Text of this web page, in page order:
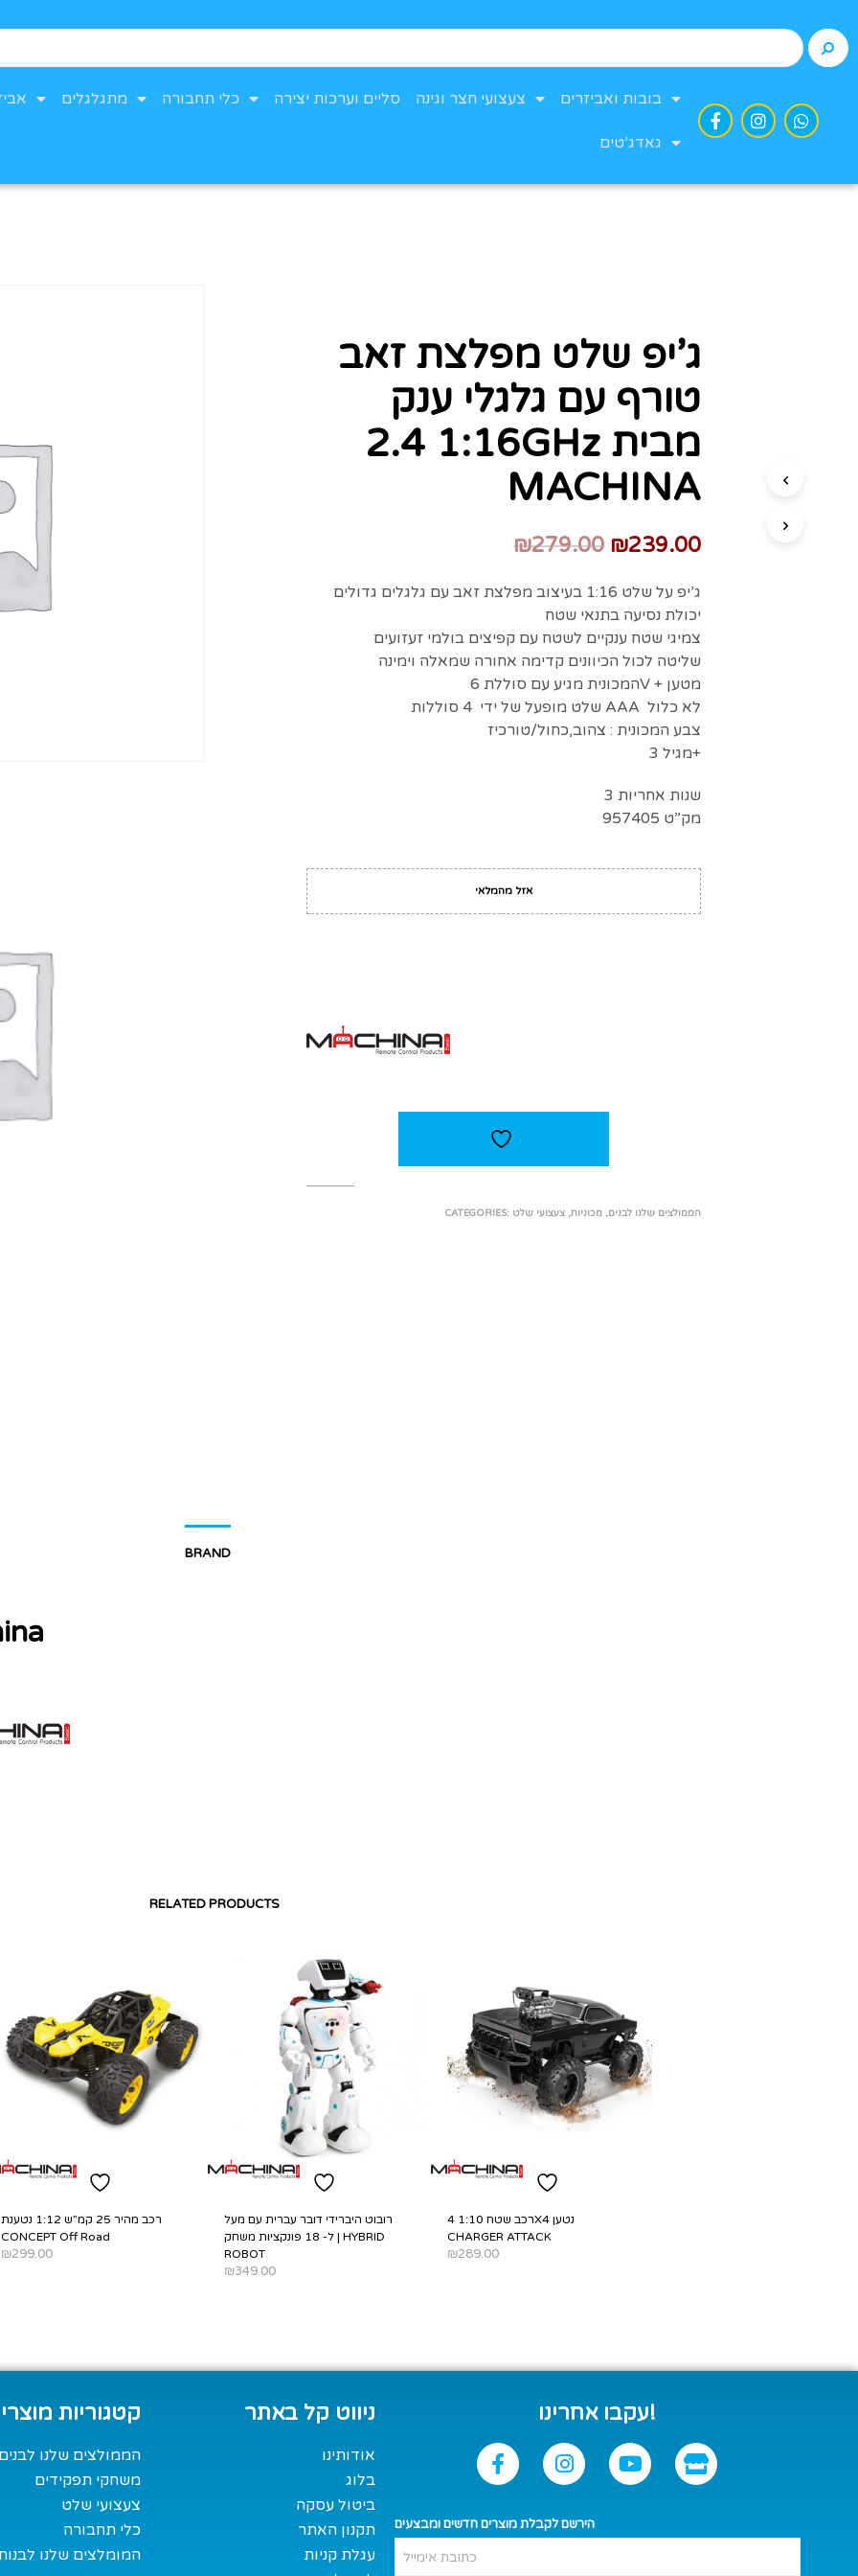
מתגלגלים כלי תחבורה סליים וערכות יצירה צעצועי חצר וגינה בובות ואביזרים
גאדג’טים
ג’יפ שלט מפלצת זאב
טורף עם גלגלי ענק
1:16 2.4GHz מבית
MACHINA
₪279.00 ₪239.00
ג’יפ על שלט 1:16 בעיצוב מפלצת זאב עם גלגלים גדולים
יכולת נסיעה בתנאי שטח
צמיגי שטח ענקיים לשטח עם קפיצים בולמי זעזועים
שליטה לכול הכיוונים קדימה אחורה שמאלה וימינה
המכונית מגיע עם סוללת 6V + מטען
שלט מופעל של ידי 4 סוללות AAA לא כלול
צבע המכונית : צהוב,כחול/טורכיז
מגיל 3+
3 שנות אחריות
מק”ט 957405
אזל מהמלאי
CATEGORIES: הממולצים שלנו לבנים, מכוניות, צעצועי שלט
BRAND
RELATED PRODUCTS
רכב מהיר 25 קמ”ש 1:12 נטענת
CONCEPT Off Road
₪299.00
רובוט היברידי דובר עברית עם מעל
ל- 18 פונקציות משחק | HYBRID
ROBOT
₪349.00
רכב שטח 1:10 4X4 נטען
CHARGER ATTACK
₪289.00
קטגוריות
הממולצים שלנו
משחקי תפקידים
צעצועי שלט
כלי תחבורה
המומלצים שלנו
ניווט קל באתר
אודותינו
בלוג
ביטול עסקה
תקנון האתר
עגלת קניות
עקבו אחרינו!
הירשם לקבלת מוצרים חדשים ומבצעים